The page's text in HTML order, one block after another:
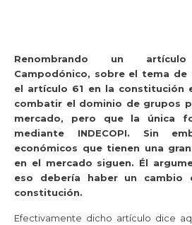
Renombrando un
Campodónico, sobre el tema de
el artículo 61 en la constitución
combatir el dominio de grupos
mercado, pero que la única
mediante INDECOPI. Sin
económicos que tienen una
en el mercado siguen. Él
eso debería haber un
constitución.
Efectivamente dicho artículo dice